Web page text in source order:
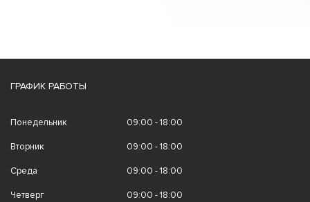
ГРАФИК РАБОТЫ
Понедельник 09:00 - 18:00
Вторник 09:00 - 18:00
Среда 09:00 - 18:00
Четверг 09:00 - 18:00